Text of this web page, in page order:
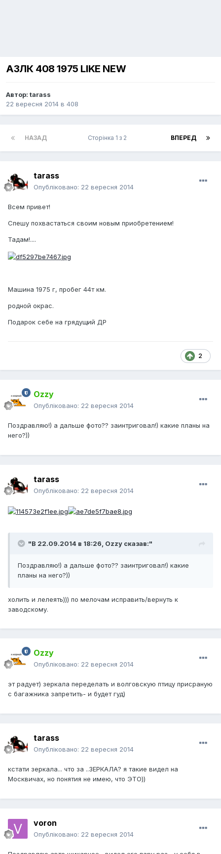
АЗЛК 408 1975 LIKE NEW
Автор: tarass
22 вересня 2014 в 408
НАЗАД ВПЕРЕД
Сторінка 1 з 2
tarass
Опубліковано: 22 вересня 2014
Всем привет!
Спешу похвастаться своим новым приобретением!
Тадам!....
Машина 1975 г, пробег 44т км.
родной окрас.
Подарок себе на грядущий ДР
2
Ozzy
Опубліковано: 22 вересня 2014
Поздравляю!) а дальше фото?? заинтриговал!) какие планы на
него?))
tarass
Опубліковано: 22 вересня 2014
"В 22.09.2014 в 18:26, Ozzy сказав:"
Поздравляю!) а дальше фото?? заинтриговал!) какие
планы на него?))
холить и лелеять))) по мелочам исправить/вернуть к
заводскому.
Ozzy
Опубліковано: 22 вересня 2014
эт радует) зеркала переделать и волговскую птицу присраную
с багажника запретить- и будет гуд)
tarass
Опубліковано: 22 вересня 2014
кстати зеркала... что за ..ЗЕРКАЛА? я такие видел на
Москвичах, но понятия не имею, что ЭТО))
voron
Опубліковано: 22 вересня 2014